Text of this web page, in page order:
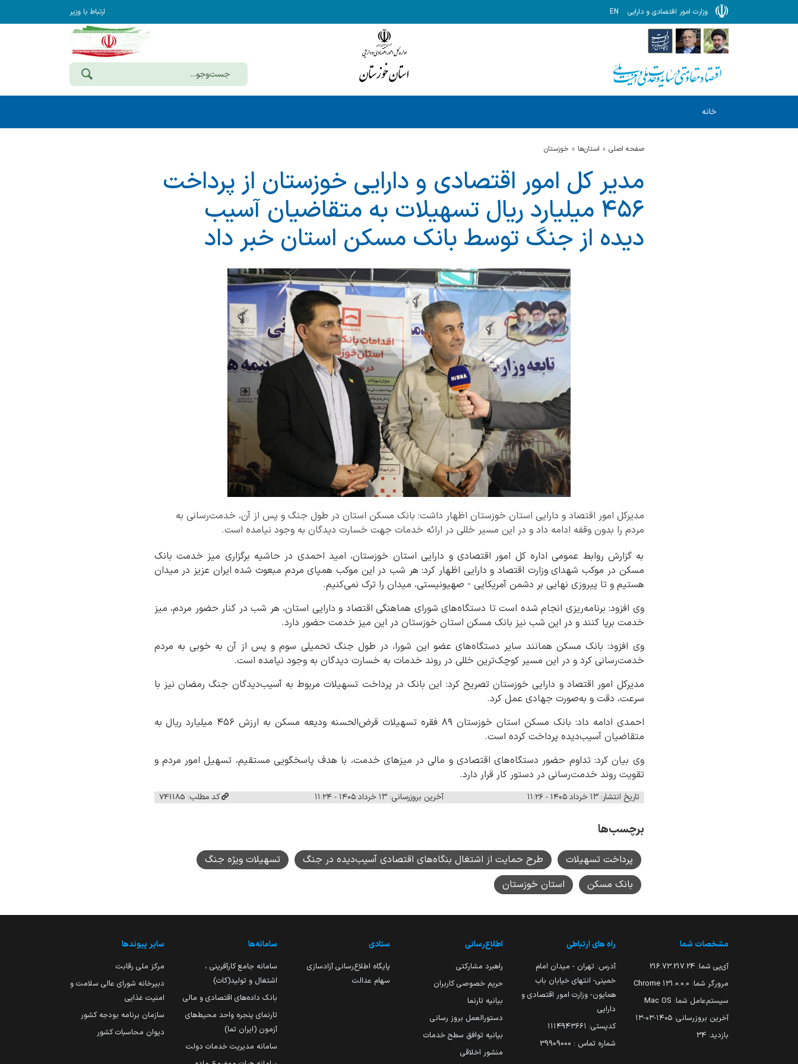
وزارت امور اقتصادی و دارایی EN ارتباط با وزیر
خانه
صفحه اصلی استان‌ها خوزستان
مدیر کل امور اقتصادی و دارایی خوزستان از پرداخت
۴۵۶ میلیارد ریال تسهیلات به متقاضیان آسیب
دیده از جنگ توسط بانک مسکن استان خبر داد
مدیرکل امور اقتصاد و دارایی استان خوزستان اظهار داشت: بانک مسکن استان در طول جنگ و پس از آن، خدمت‌رسانی به
مردم را بدون وقفه ادامه داد و در این مسیر خللی در ارائه خدمات جهت خسارت دیدگان به وجود نیامده است.
به گزارش روابط عمومی اداره کل امور اقتصادی و دارایی استان خوزستان، امید احمدی در حاشیه برگزاری میز خدمت بانک
مسکن در موکب شهدای وزارت اقتصاد و دارایی اظهار کرد: هر شب در این موکب همپای مردم مبعوث شده ایران عزیز در میدان
هستیم و تا پیروزی نهایی بر دشمن آمریکایی - صهیونیستی، میدان را ترک نمی‌کنیم.
وی افزود: برنامه‌ریزی انجام شده است تا دستگاه‌های شورای هماهنگی اقتصاد و دارایی استان، هر شب در کنار حضور مردم، میز
خدمت برپا کنند و در این شب نیز بانک مسکن استان خوزستان در این میز خدمت حضور دارد.
وی افزود: بانک مسکن همانند سایر دستگاه‌های عضو این شورا، در طول جنگ تحمیلی سوم و پس از آن به خوبی به مردم
خدمت‌رسانی کرد و در این مسیر کوچک‌ترین خللی در روند خدمات به خسارت دیدگان به وجود نیامده است.
مدیرکل امور اقتصاد و دارایی خوزستان تصریح کرد: این بانک در پرداخت تسهیلات مربوط به آسیب‌دیدگان جنگ رمضان نیز با
سرعت، دقت و به‌صورت جهادی عمل کرد.
احمدی ادامه داد: بانک مسکن استان خوزستان ۸۹ فقره تسهیلات قرض‌الحسنه ودیعه مسکن به ارزش ۴۵۶ میلیارد ریال به
متقاضیان آسیب‌دیده پرداخت کرده است.
وی بیان کرد: تداوم حضور دستگاه‌های اقتصادی و مالی در میزهای خدمت، با هدف پاسخگویی مستقیم، تسهیل امور مردم و
تقویت روند خدمت‌رسانی در دستور کار قرار دارد.
تاریخ انتشار: ۱۳ خرداد ۱۴۰۵ - ۱۱:۲۶ آخرین بروزرسانی: ۱۳ خرداد ۱۴۰۵ - ۱۱:۲۴ کد مطلب: 741185
برچسب‌ها
پرداخت تسهیلات طرح حمایت از اشتغال بنگاه‌های اقتصادی آسیب‌دیده در جنگ
تسهیلات ویژه جنگ
بانک مسکن
استان خوزستان
مشخصات شما
آی‌پی شما: 216.73.217.24
مرورگر شما: 131.0.0.0 Chrome
سیستم‌عامل شما: Mac OS
آخرین بروزرسانی: ۱۴۰۵-۰۳-۱۳
بازدید: 34
راه های ارتباطی
آدرس: تهران - میدان امام
خمینی- انتهای خیابان باب
همایون- وزارت امور اقتصادی و
دارایی
کدپستی: ۱۱۱۴۹۴۳۶۶۱
شماره تماس : 39909000
اطلاع‌رسانی
راهبرد مشارکتی
حریم خصوصی کاربران
بیانیه تارنما
دستورالعمل بروز رسانی
بیانیه توافق سطح خدمات
منشور اخلاقی
ستادی
پایگاه اطلاع‌رسانی آزادسازی
سهام عدالت
سامانه‌ها
سامانه جامع کارآفرینی ،
اشتغال و تولید(کات)
بانک داده‌های اقتصادی و مالی
تارنمای پنجره واحد محیط‌های
آزمون (ایران تما)
سامانه مدیریت خدمات دولت
سایر پیوندها
مرکز ملی رقابت
دبیرخانه شورای عالی سلامت و
امنیت غذایی
سازمان برنامه بودجه کشور
دیوان محاسبات کشور